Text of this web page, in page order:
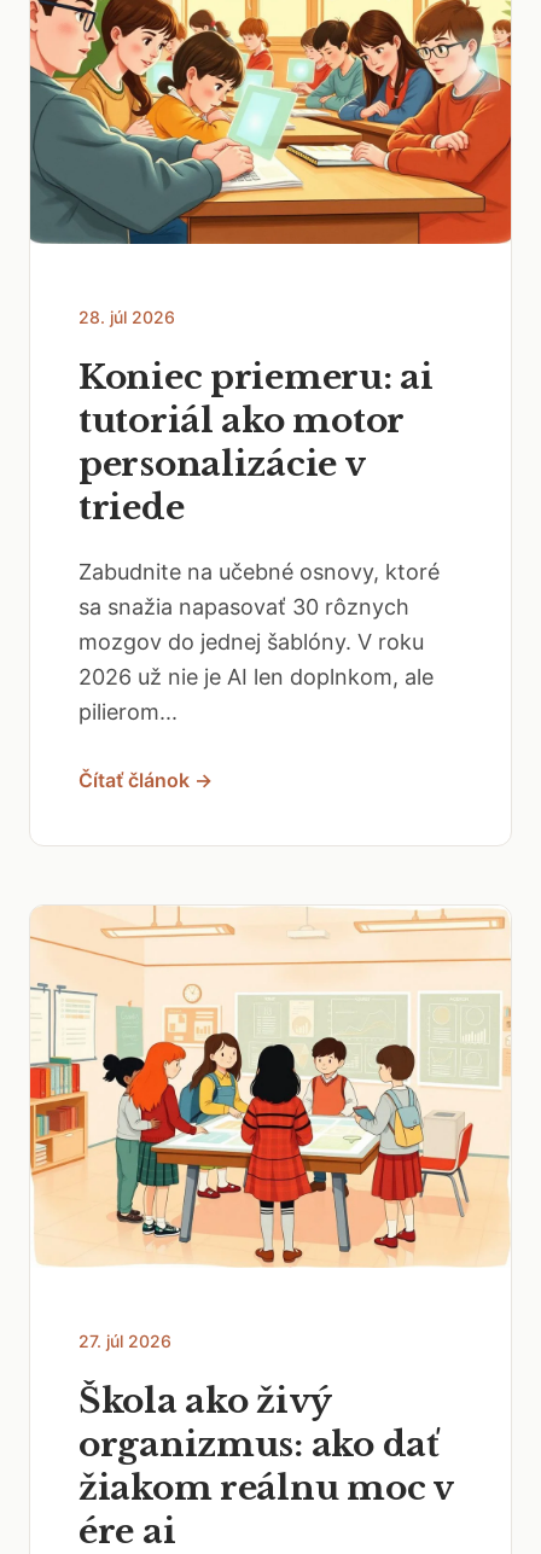
28. júl 2026
Koniec priemeru: ai
tutoriál ako motor
personalizácie v
triede
Zabudnite na učebné osnovy, ktoré
sa snažia napasovať 30 rôznych
mozgov do jednej šablóny. V roku
2026 už nie je AI len doplnkom, ale
pilierom...
Čítať článok →
27. júl 2026
Škola ako živý
organizmus: ako dať
žiakom reálnu moc v
ére ai